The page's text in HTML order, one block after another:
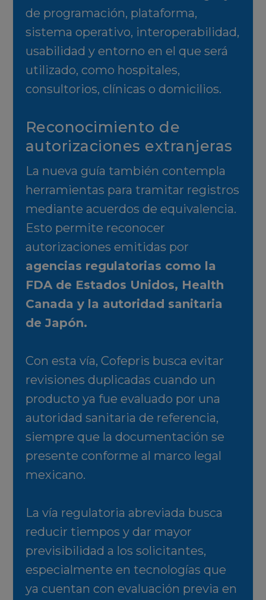
de programación, plataforma,
sistema operativo, interoperabilidad,
usabilidad y entorno en el que será
utilizado, como hospitales,
consultorios, clínicas o domicilios.
Reconocimiento de
autorizaciones extranjeras
La nueva guía también contempla
herramientas para tramitar registros
mediante acuerdos de equivalencia.
Esto permite reconocer
autorizaciones emitidas por
agencias regulatorias como la
FDA de Estados Unidos, Health
Canada y la autoridad sanitaria
de Japón.
Con esta vía, Cofepris busca evitar
revisiones duplicadas cuando un
producto ya fue evaluado por una
autoridad sanitaria de referencia,
siempre que la documentación se
presente conforme al marco legal
mexicano.
La vía regulatoria abreviada busca
reducir tiempos y dar mayor
previsibilidad a los solicitantes,
especialmente en tecnologías que
ya cuentan con evaluación previa en